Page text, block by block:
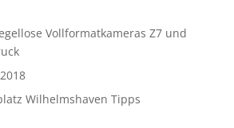
Vollformatkameras Z7 und
Wilhelmshaven Tipps